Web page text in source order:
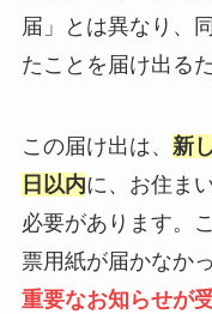
届」とは異なり、
たことを届け出る
この届け出は、 新
日以内に、お住ま
必要があります。
票用紙が届かなかっ
重要なお知らせが